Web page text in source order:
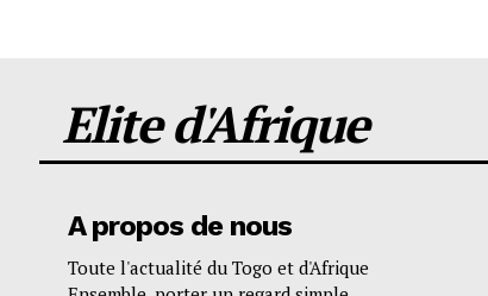
Elite d'Afrique
A propos de nous
Toute l'actualité du Togo et d'Afrique